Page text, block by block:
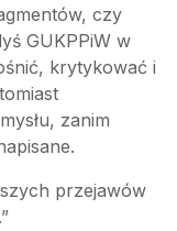
czy
GUKPPiW w
krytykować i
zanim
przejawów